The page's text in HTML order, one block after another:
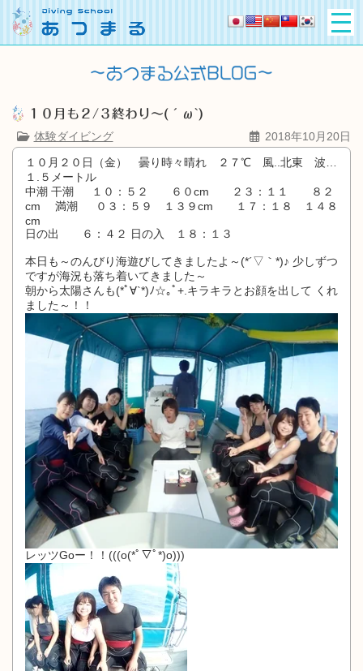
１０月も２/３終わり～(´ω`)
体験ダイビング
2018年10月20日
１０月２０日（金） 曇り時々晴れ ２７℃ 風..北東 波…
１.５メートル
中潮 干潮 １０：５２ ６０cm ２３：１１ ８２
cm 満潮 ０３：５９ １３９cm １７：１８ １４８
cm
日の出 ６：４２ 日の入 １８：１３
本日も～のんびり海遊びしてきましたよ～(*´▽｀*)♪ 少しずつ
ですが海況も落ち着いてきました～
朝から太陽さんも(*ﾟ∀`*)ﾉ☆｡ﾟ+.キラキラとお顔を出して くれ
ました～！！
レッツGoー！！(((o(*ﾟ▽ﾟ*)o)))